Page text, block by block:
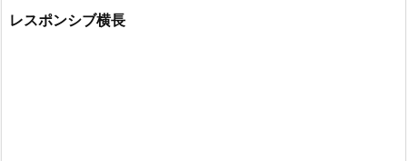
レスポンシブ横長